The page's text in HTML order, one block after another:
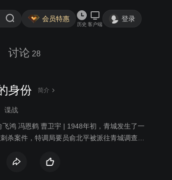
会员特惠
历史 客户端
登录
讨论 28
身份 简介
谍战
飞鸿 冯恩鹤 曹卫宇 | 1948年初，青城发生了一
杀案件，特调局要员俞北平被派往青城调查此
身份。深陷危机的俞北平在青城见到失散多年的